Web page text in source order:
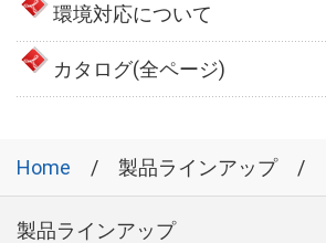
環境対応について
カタログ(全ページ)
Home 製品ラインアップ
製品ラインアップ